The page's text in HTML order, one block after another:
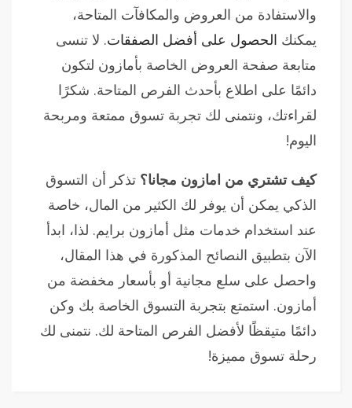
والاستفادة من العروض والمكافآت المتاحة،
يمكنك الحصول على أفضل الصفقات. لا تنسى
متابعة صفحة العروض الخاصة بأمازون لتكون
دائمًا على اطلاع بأحدث الفرص المتاحة. شكرًا
لقراءتك، ونتمنى لك تجربة تسوق ممتعة ومربحة
اليوم!
كيف تشتري من امازون مجانا؟ تذكر أن التسوق
الذكي يمكن أن يوفر لك الكثير من المال، خاصة
عند استخدام خدمات مثل أمازون برايم. لذا، ابدأ
الآن بتطبيق النصائح المذكورة في هذا المقال،
واحصل على سلع مجانية أو بأسعار مخفضة من
أمازون. استمتع بتجربة التسوق الخاصة بك وكن
دائمًا متيقظًا لأفضل الفرص المتاحة لك. نتمنى لك
رحلة تسوق مميزة!